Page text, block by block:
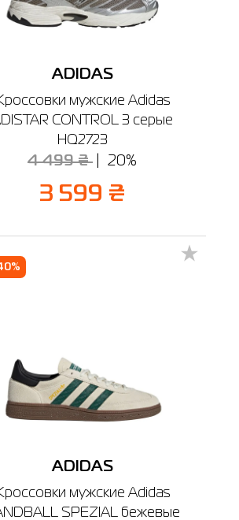
ADIDAS
мужские Adidas
CONTROL 3 серые
HQ2723
4 499 ₴ 20%
3 599 ₴
ADIDAS
мужские Adidas
SPEZIAL бежевые